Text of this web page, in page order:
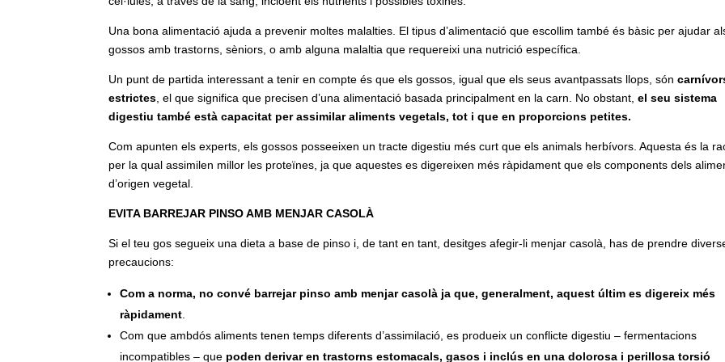
Una bona alimentació ajuda a prevenir moltes malalties. El tipus d’alimentació que escollim també és bàsic per ajudar
gossos amb trastorns, sèniors, o amb alguna malaltia que requereixi una nutrició específica.
Un punt de partida interessant a tenir en compte és que els gossos, igual que els seus avantpassats llops, són
estrictes , el que significa que precisen d’una alimentació basada principalment en la carn. No obstant,el seu sistema
digestiu també està capacitat per assimilar aliments vegetals, tot i que en proporcions petites.
Com apunten els experts, els gossos posseeixen un tracte digestiu més curt que els animals herbívors. Aquesta és la
per la qual assimilen millor les proteïnes, ja que aquestes es digereixen més ràpidament que els components dels
d’origen vegetal.
EVITA BARREJAR PINSO AMB MENJAR CASOLÀ
Si el teu gos segueix una dieta a base de pinso i, de tant en tant, desitges afegir-li menjar casolà, has de prendre
precaucions:
Com a norma, no convé barrejar pinso amb menjar casolà ja que, generalment, aquest últim es digereix més
ràpidament
Com que ambdós aliments tenen temps diferents d’assimilació, es produeix un conflicte digestiu – fermentacions
incompatibles – que poden derivar en trastorns estomacals, gasos i inclús en una dolorosa i perillosa torsió